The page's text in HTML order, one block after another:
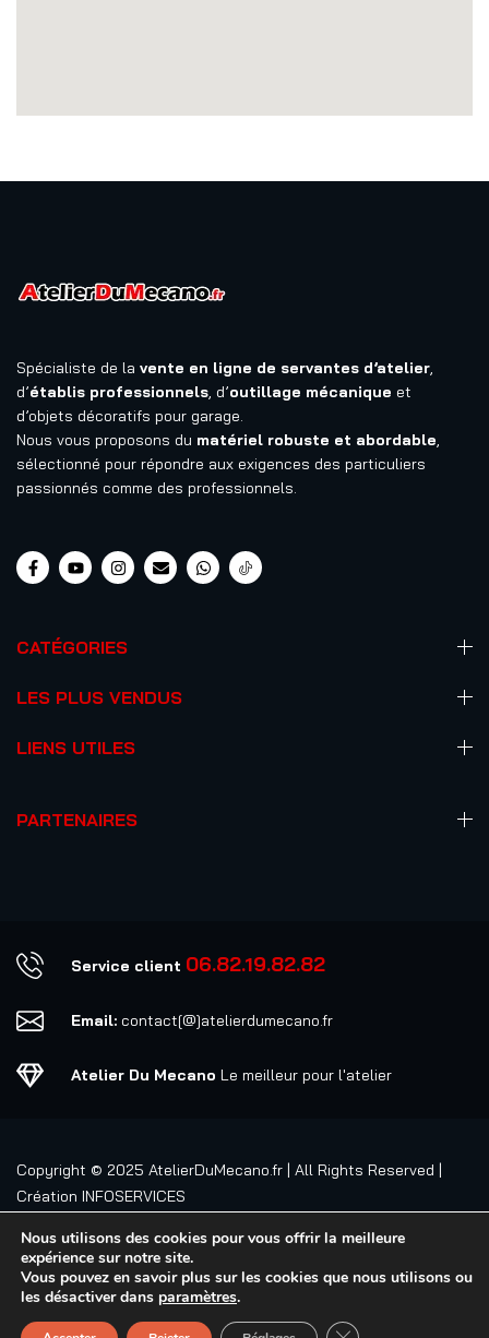
Spécialiste de la vente en ligne de servantes d’atelier,
d’établis professionnels, d’outillage mécanique et
d’objets décoratifs pour garage.
Nous vous proposons du matériel robuste et abordable,
sélectionné pour répondre aux exigences des particuliers
passionnés comme des professionnels.
CATÉGORIES
LES PLUS VENDUS
LIENS UTILES
PARTENAIRES
Service client 06.82.19.82.82
Email: contact[@]atelierdumecano.fr
Atelier Du Mecano Le meilleur pour l'atelier
Copyright © 2025 AtelierDuMecano.fr | All Rights Reserved |
Création INFOSERVICES
Nous utilisons des cookies pour vous offrir la meilleure
expérience sur notre site.
Vous pouvez en savoir plus sur les cookies que nous utilisons ou
les désactiver dans paramètres.
FERMER LA